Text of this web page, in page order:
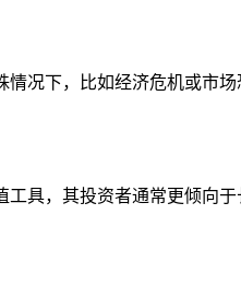
况下，比如经济危机或市
具，其投资者通常更倾向